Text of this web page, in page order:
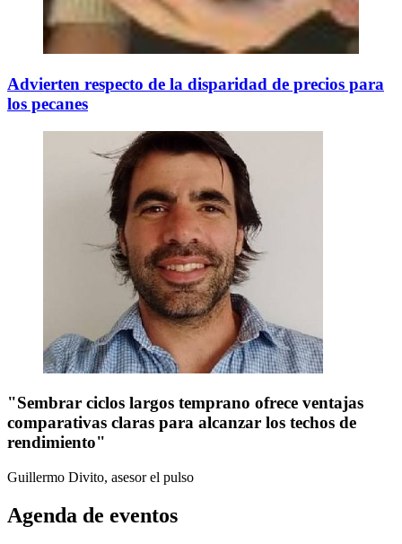
Advierten respecto de la disparidad de precios para
los pecanes
"Sembrar ciclos largos temprano ofrece ventajas
comparativas claras para alcanzar los techos de
rendimiento"
Guillermo Divito, asesor el pulso
Agenda de eventos